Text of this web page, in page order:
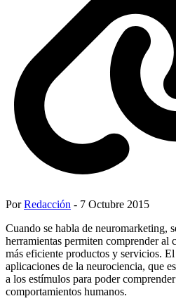
PorRedacción - 7 Octubre 2015
Cuando se habla de neuromarketing,
herramientas permiten comprender al
más eficiente productos y servicios.
aplicaciones de la neurociencia, que
a los estímulos para poder
comportamientos humanos.